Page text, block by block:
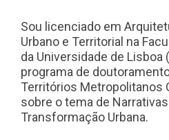
Sou licenciado em
Urbano e Territorial na
da Universidade de
programa de
Territórios Metropolitanos
sobre o tema de
Transformação Urbana.